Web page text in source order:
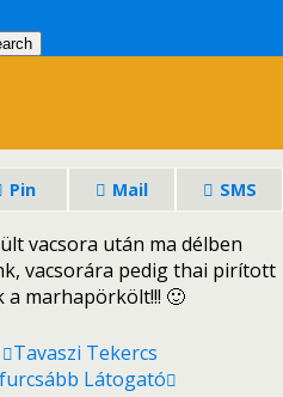
Pin Mail SMS
vacsora után ma délben
vacsorára pedig thai pirított
marhapörkölt!!! 🙂
Tavaszi Tekercs
Látogató